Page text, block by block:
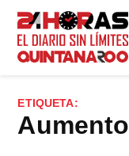
Saltar
contenido
ETIQUETA:
aumento